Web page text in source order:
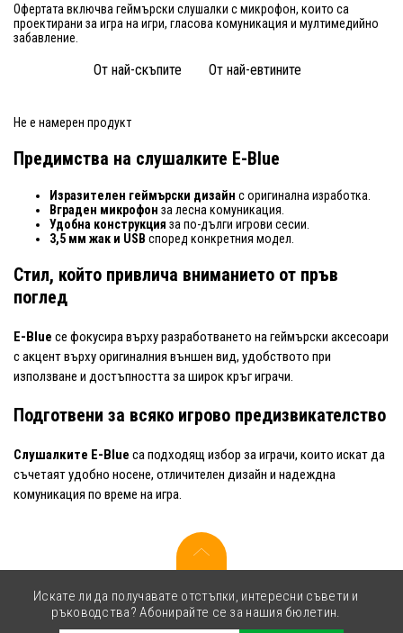
Офертата включва геймърски слушалки с микрофон, които са
проектирани за игра на игри, гласова комуникация и мултимедийно
забавление.
От най-скъпите От най-евтините
Не е намерен продукт
Предимства на слушалките E-Blue
Изразителен геймърски дизайн с оригинална изработка.
Вграден микрофон за лесна комуникация.
Удобна конструкция за по-дълги игрови сесии.
3,5 мм жак и USB според конкретния модел.
Стил, който привлича вниманието от пръв
поглед
E-Blue се фокусира върху разработването на геймърски аксесоари
с акцент върху оригиналния външен вид, удобството при
използване и достъпността за широк кръг играчи.
Подготвени за всяко игрово предизвикателство
Слушалките E-Blue са подходящ избор за играчи, които искат да
съчетаят удобно носене, отличителен дизайн и надеждна
комуникация по време на игра.
Искате ли да получавате отстъпки, интересни съвети и
ръководства? Абонирайте се за нашия бюлетин.